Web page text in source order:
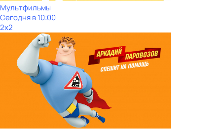
Мультфильмы
Сегодня в 10:00
2x2